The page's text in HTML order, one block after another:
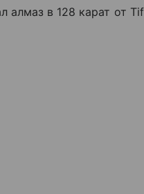
алмаз в 128 карат от